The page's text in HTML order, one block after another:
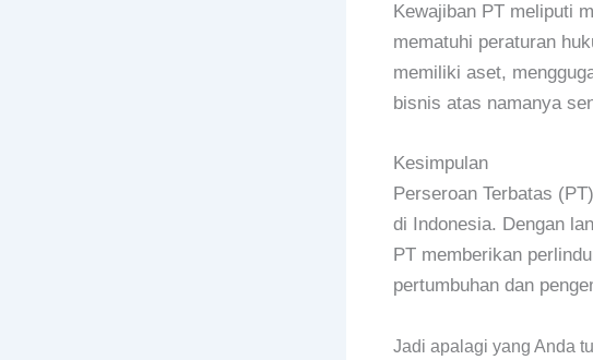
Kewajiban PT meliputi
mematuhi peraturan
memiliki aset,
bisnis atas namanya
Kesimpulan
Perseroan Terbatas
di Indonesia. Dengan
PT memberikan
pertumbuhan dan
Jadi apalagi yang Anda